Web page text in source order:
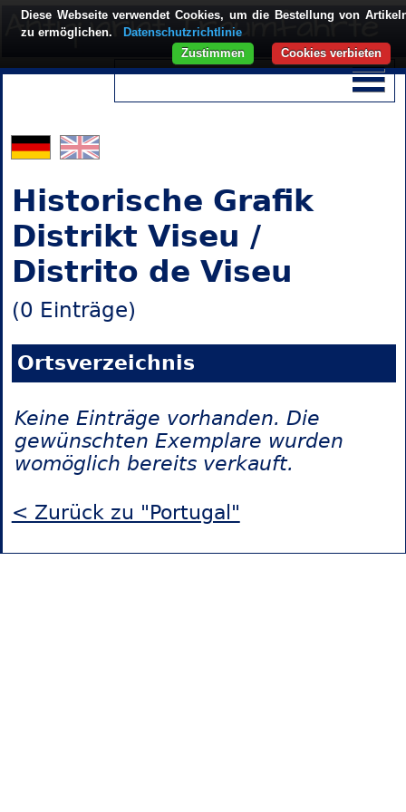
Historische Grafik
Distrikt Viseu /
Distrito de Viseu
(0 Einträge)
Ortsverzeichnis
Keine Einträge vorhanden. Die
gewünschten Exemplare wurden
womöglich bereits verkauft.
< Zurück zu "Portugal"
Diese Webseite verwendet Cookies, um die Bestellung von
zu ermöglichen.
Datenschutzrichtlinie
Cookies verbieten
Zustimmen